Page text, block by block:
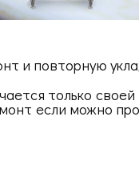
и повторную
только
если можно